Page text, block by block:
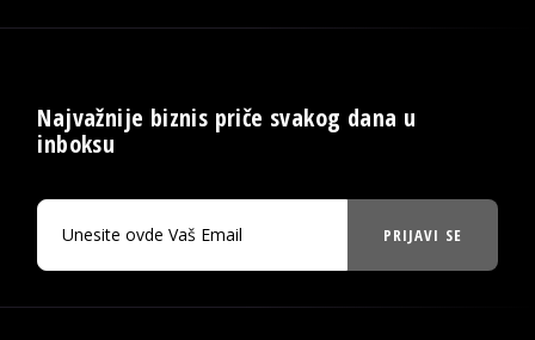
Najvažnije biznis priče svakog dana u
inboksu
PRIJAVI SE